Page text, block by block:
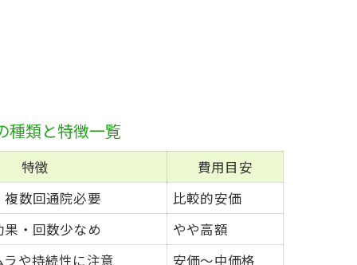
種類と特徴一覧
特徴
費用目安
数回通院必要
比較的安価
・回数少なめ
やや高額
や持続性に注意
安価～中価格